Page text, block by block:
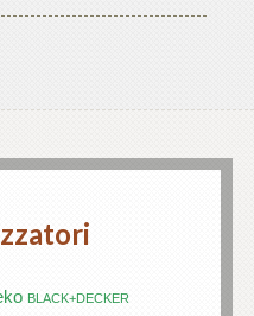
BLACK+DECKER